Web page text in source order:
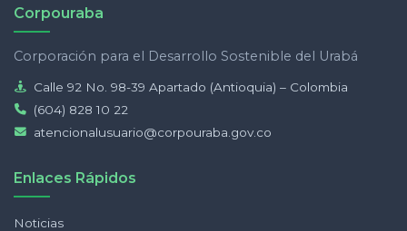
Corpouraba
Corporación para el Desarrollo Sostenible del Urabá
Calle 92 No. 98-39 Apartado (Antioquia) – Colombia
(604) 828 10 22
atencionalusuario@corpouraba.gov.co
Enlaces Rápidos
Noticias